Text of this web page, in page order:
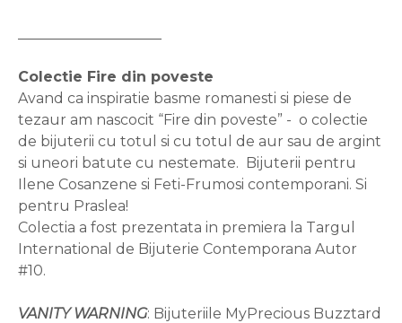
Colectie Fire din poveste
Avand ca inspiratie basme romanesti si piese de
tezaur am nascocit “Fire din poveste” - o colectie
de bijuterii cu totul si cu totul de aur sau de argint
si uneori batute cu nestemate. Bijuterii pentru
Ilene Cosanzene si Feti-Frumosi contemporani. Si
pentru Praslea!
Colectia a fost prezentata in premiera la Targul
International de Bijuterie Contemporana Autor
#10.
VANITY WARNING: Bijuteriile MyPrecious Buzztard